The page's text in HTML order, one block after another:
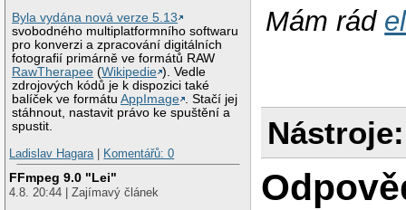
Byla vydána nová verze 5.13
svobodného multiplatformního softwaru
pro konverzi a zpracování digitálních
fotografií primárně ve formátů RAW
RawTherapee (Wikipedie ). Vedle
zdrojových kódů je k dispozici také
balíček ve formátuAppImage . Stačí jej
stáhnout, nastavit právo ke spuštění a
spustit.
Ladislav Hagara| Komentářů: 0
FFmpeg 9.0 "Lei"
4.8. 20:44 | Zajímavý článek
Mám rád
Nástroje: